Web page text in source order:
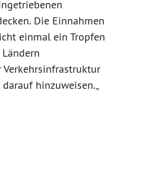
Die Einnahmen
einmal ein Tropfen
hinzuweisen.„